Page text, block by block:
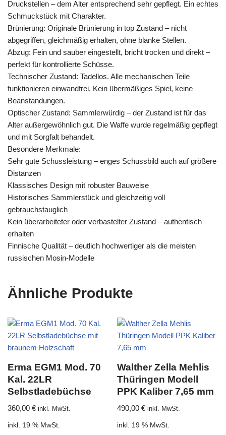
Druckstellen – dem Alter entsprechend sehr gepflegt. Ein echtes
Schmuckstück mit Charakter.
Brünierung: Originale Brünierung in top Zustand – nicht
abgegriffen, gleichmäßig erhalten, ohne blanke Stellen.
Abzug: Fein und sauber eingestellt, bricht trocken und direkt –
perfekt für kontrollierte Schüsse.
Technischer Zustand: Tadellos. Alle mechanischen Teile
funktionieren einwandfrei. Kein übermäßiges Spiel, keine
Beanstandungen.
Optischer Zustand: Sammlerwürdig – der Zustand ist für das
Alter außergewöhnlich gut. Die Waffe wurde regelmäßig gepflegt
und mit Sorgfalt behandelt.
Besondere Merkmale:
Sehr gute Schussleistung – enges Schussbild auch auf größere
Distanzen
Klassisches Design mit robuster Bauweise
Historisches Sammlerstück und gleichzeitig voll
gebrauchstauglich
Kein überarbeiteter oder verbastelter Zustand – authentisch
erhalten
Finnische Qualität – deutlich hochwertiger als die meisten
russischen Mosin-Modelle
Ähnliche Produkte
Erma EGM1 Mod. 70
Kal. 22LR
Selbstladebüchse
360,00 € inkl. MwSt.
inkl. 19 % MwSt.
Walther Zella Mehlis
Thüringen Modell
PPK Kaliber 7,65 mm
490,00€ inkl. MwSt.
inkl. 19 % MwSt.